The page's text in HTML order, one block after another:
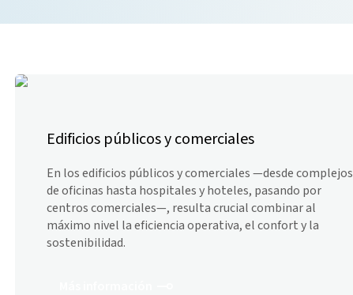
Edificios públicos y comerciales
En los edificios públicos y comerciales —desde complejos
de oficinas hasta hospitales y hoteles, pasando por
centros comerciales—, resulta crucial combinar al
máximo nivel la eficiencia operativa, el confort y la
sostenibilidad.